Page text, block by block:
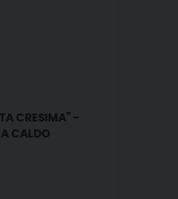
CRESIMA” -
CALDO